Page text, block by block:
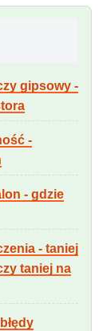
gipsowy -
-
- gdzie
- taniej
taniej na